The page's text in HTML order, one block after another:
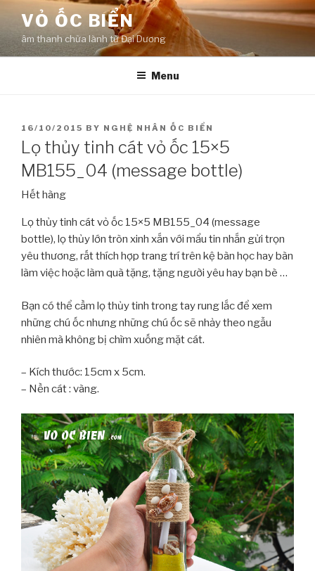
content
VỎ ỐC BIỂN
âm thanh chữa lành từ Đại Dương
Menu
POSTED
ON
16/10/2015 BY NGHỆ NHÂN ỐC BIỂN
Lọ thủy tinh cát vỏ ốc 15×5
MB155_04 (message bottle)
Hết hàng
Lọ thủy tinh cát vỏ ốc 15×5 MB155_04 (message
bottle), lọ thủy lớn tròn xinh xắn với mẩu tin nhắn gửi trọn
yêu thương, rất thích hợp trang trí trên kệ bàn học hay bàn
làm việc hoặc làm quà tặng, tặng người yêu hay bạn bè …
Bạn có thể cầm lọ thủy tinh trong tay rung lắc để xem
những chú ốc nhưng những chú ốc sẽ nhảy theo ngẫu
nhiên mà không bị chìm xuống mặt cát.
– Kích thước: 15cm x 5cm.
– Nền cát : vàng.